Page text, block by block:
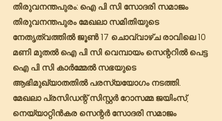
തിരുവനന്തപുരം: ഐ പി സി സോദരി സമാജം
തിരുവനന്തപുരം മേഖലാ സമിതിയുടെ
നേതൃത്വത്തിൽ ജൂൺ 17 ചൊവ്വാഴ്ച രാവിലെ 10
മണി മുതൽ ഐ പി സി വെമ്പായം സെന്ററിൽ പെട്ട
ഐ പി സി കാർമ്മേൽ സഭയുടെ
ആഭിമുഖ്യാതതിൽ പരസ്യയോഗം നടത്തി.
മേഖലാ പ്രസിഡന്റ് സിസ്റ്റർ റോസമ്മ ജയിംസ്,
നെയ്യാറ്റിൻകര സെന്റർ സോദരി സമാജം